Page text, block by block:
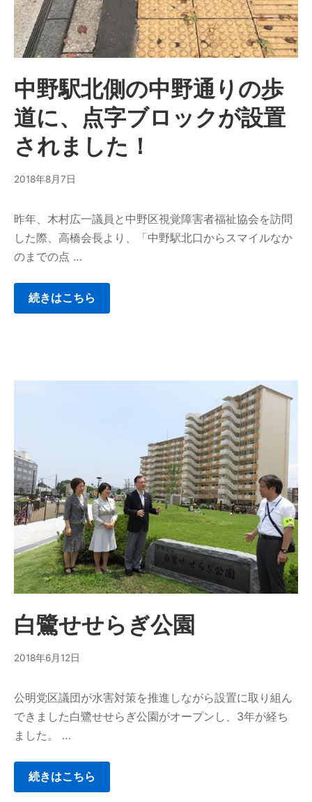
中野駅北側の中野通りの歩
道に、点字ブロックが設置
されました！
2018年8月7日
昨年、木村広一議員と中野区視覚障害者福祉協会を訪問
した際、高橋会長より、「中野駅北口からスマイルなか
のまでの点 …
続きはこちら
白鷺せせらぎ公園
2018年6月12日
公明党区議団が水害対策を推進しながら設置に取り組ん
できました白鷺せせらぎ公園がオープンし、3年が経ち
ました。 …
続きはこちら